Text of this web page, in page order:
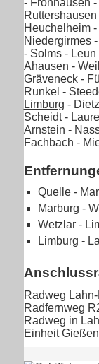
- Fronhausen
Heuchelheim
Niedergirmes -
- Solms -
Ahausen -
Gräveneck -
Runkel -
Limburg -
Scheidt -
Arnstein -
Fachbach -
Quelle -
Marburg -
Wetzlar -
Limburg -
Radweg
Radfernweg
Radweg in
Einheit